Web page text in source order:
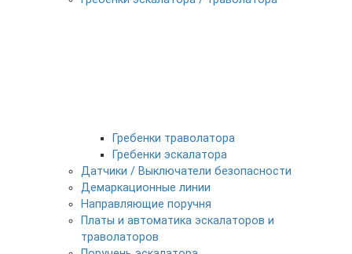
Гребенки траволатора
Гребенки эскалатора
Датчики / Выключатели безопасности
Демаркационные линии
Направляющие поручня
Платы и автоматика эскалаторов и
траволаторов